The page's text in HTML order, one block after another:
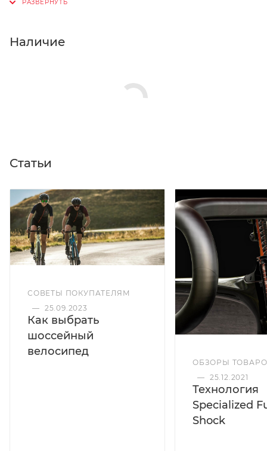
Нажмите кнопку «Оформить заказ».
Наличие
Статьи
СОВЕТЫ ПОКУПАТЕЛЯМ
— 25.09.2023
Как выбрать
шоссейный
велосипед
ОБЗОРЫ
— 25.12.2021
Технология
Specialized
Shock